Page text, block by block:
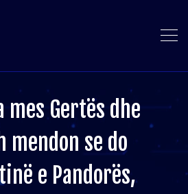
mes Gertës dhe
mendon se do
e Pandorës,